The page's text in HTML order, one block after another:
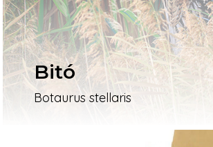
Bitó
Botaurus stellaris